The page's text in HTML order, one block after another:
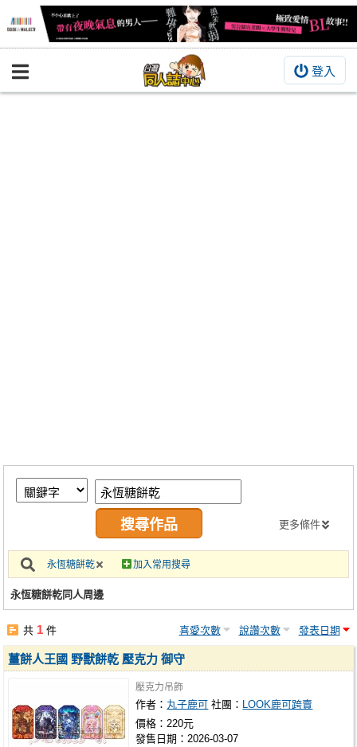
登入
BOOKY書集倉庫
繪圖藝廊
交流中心
攤位轉讓區
會員功能選單
註冊會員
更多條件
永恆糖餅乾 加入常用搜尋
永恆糖餅乾同人周邊
共 1 件 喜愛次數 說讚次數 發表日期
薑餅人王國 野獸餅乾 壓克力 御守
壓克力吊飾
作者： 丸子鹿可 社團： LOOK鹿可跨賣
價格：220元
發售日期：2026-03-07